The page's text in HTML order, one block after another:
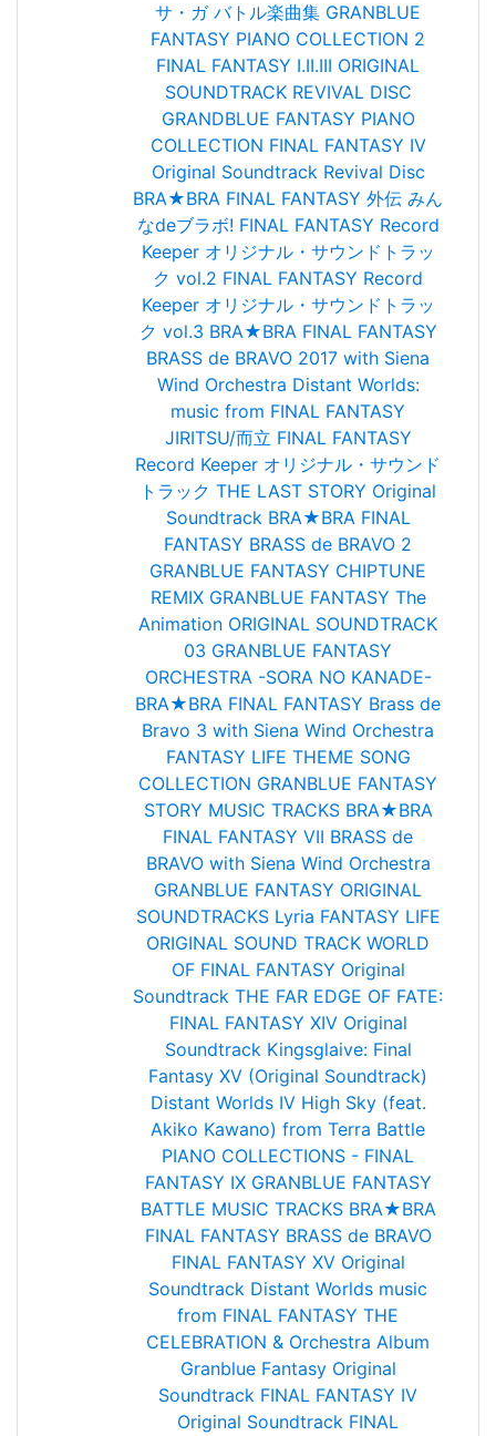
サ・ガ バトル楽曲集 GRANBLUE
FANTASY PIANO COLLECTION 2
FINAL FANTASY I.II.III ORIGINAL
SOUNDTRACK REVIVAL DISC
GRANDBLUE FANTASY PIANO
COLLECTION FINAL FANTASY IV
Original Soundtrack Revival Disc
BRA★BRA FINAL FANTASY 外伝 みん
なdeブラボ! FINAL FANTASY Record
Keeper オリジナル・サウンドトラッ
ク vol.2 FINAL FANTASY Record
Keeper オリジナル・サウンドトラッ
ク vol.3 BRA★BRA FINAL FANTASY
BRASS de BRAVO 2017 with Siena
Wind Orchestra Distant Worlds:
music from FINAL FANTASY
JIRITSU/而立 FINAL FANTASY
Record Keeper オリジナル・サウンド
トラック THE LAST STORY Original
Soundtrack BRA★BRA FINAL
FANTASY BRASS de BRAVO 2
GRANBLUE FANTASY CHIPTUNE
REMIX GRANBLUE FANTASY The
Animation ORIGINAL SOUNDTRACK
03 GRANBLUE FANTASY
ORCHESTRA -SORA NO KANADE-
BRA★BRA FINAL FANTASY Brass de
Bravo 3 with Siena Wind Orchestra
FANTASY LIFE THEME SONG
COLLECTION GRANBLUE FANTASY
STORY MUSIC TRACKS BRA★BRA
FINAL FANTASY VII BRASS de
BRAVO with Siena Wind Orchestra
GRANBLUE FANTASY ORIGINAL
SOUNDTRACKS Lyria FANTASY LIFE
ORIGINAL SOUND TRACK WORLD
OF FINAL FANTASY Original
Soundtrack THE FAR EDGE OF FATE:
FINAL FANTASY XIV Original
Soundtrack Kingsglaive: Final
Fantasy XV (Original Soundtrack)
Distant Worlds IV High Sky (feat.
Akiko Kawano) from Terra Battle
PIANO COLLECTIONS - FINAL
FANTASY IX GRANBLUE FANTASY
BATTLE MUSIC TRACKS BRA★BRA
FINAL FANTASY BRASS de BRAVO
FINAL FANTASY XV Original
Soundtrack Distant Worlds music
from FINAL FANTASY THE
CELEBRATION & Orchestra Album
Granblue Fantasy Original
Soundtrack FINAL FANTASY IV
Original Soundtrack FINAL